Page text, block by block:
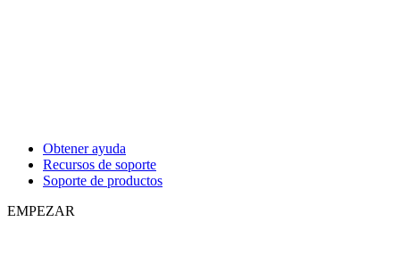
Obtener ayuda
Recursos de soporte
Soporte de productos
EMPEZAR